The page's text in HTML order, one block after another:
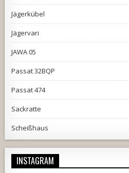
Jägerkübel
Jägervari
JAWA 05
Passat 32BQP
Passat 474
Sackratte
Scheißhaus
INSTAGRAM